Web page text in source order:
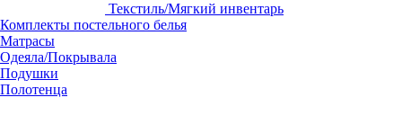
Текстиль/Мягкий инвентарь
Комплекты постельного белья
Матрасы
Одеяла/Покрывала
Подушки
Полотенца